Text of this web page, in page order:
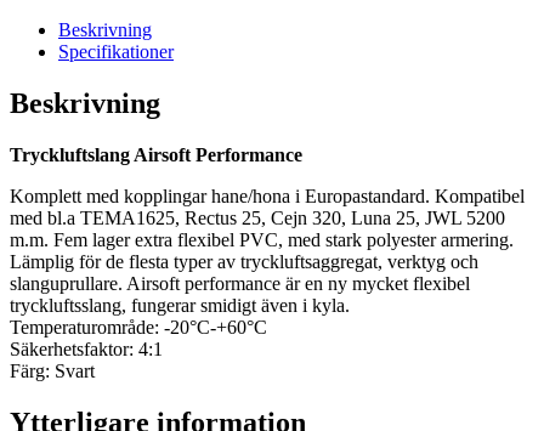
Beskrivning
Specifikationer
Beskrivning
Tryckluftslang Airsoft Performance
Komplett med kopplingar hane/hona i Europastandard. Kompatibel
med bl.a TEMA1625, Rectus 25, Cejn 320, Luna 25, JWL 5200
m.m. Fem lager extra flexibel PVC, med stark polyester armering.
Lämplig för de flesta typer av tryckluftsaggregat, verktyg och
slanguprullare. Airsoft performance är en ny mycket flexibel
tryckluftsslang, fungerar smidigt även i kyla.
Temperaturområde: -20°C-+60°C
Säkerhetsfaktor: 4:1
Färg: Svart
Ytterligare information